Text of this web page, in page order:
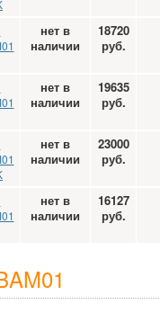
нет в
наличии
18720
руб.
нет в
наличии
19635
руб.
нет в
наличии
23000
руб.
нет в
наличии
16127
руб.